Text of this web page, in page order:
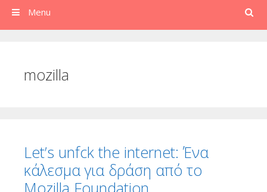
Search
Menu
mozilla
Let’s unfck the internet: Ένα
κάλεσμα για δράση από το